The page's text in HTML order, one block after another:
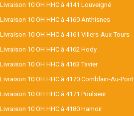
Livraison 10 OH HHC à 4141 Louveigné
Livraison 10 OH HHC à 4160 Anthisnes
Livraison 10 OH HHC à 4161 Villers-Aux-Tours
Livraison 10 OH HHC à 4162 Hody
Livraison 10 OH HHC à 4163 Tavier
Livraison 10 OH HHC à 4170 Comblain-Au-Pont
Livraison 10 OH HHC à 4171 Poulseur
Livraison 10 OH HHC à 4180 Hamoir